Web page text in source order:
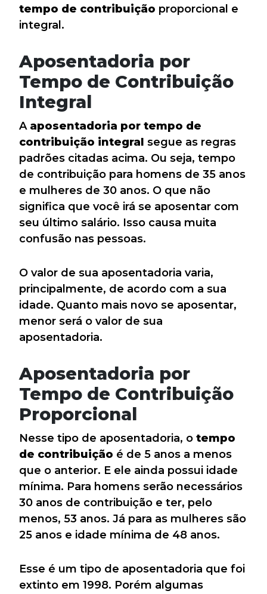
tempo de contribuição proporcional e
integral.
Aposentadoria por
Tempo de Contribuição
Integral
A aposentadoria por tempo de
contribuição integral segue as regras
padrões citadas acima. Ou seja, tempo
de contribuição para homens de 35 anos
e mulheres de 30 anos. O que não
significa que você irá se aposentar com
seu último salário. Isso causa muita
confusão nas pessoas.
O valor de sua aposentadoria varia,
principalmente, de acordo com a sua
idade. Quanto mais novo se aposentar,
menor será o valor de sua
aposentadoria.
Aposentadoria por
Tempo de Contribuição
Proporcional
Nesse tipo de aposentadoria, o tempo
de contribuição é de 5 anos a menos
que o anterior. E ele ainda possui idade
mínima. Para homens serão necessários
30 anos de contribuição e ter, pelo
menos, 53 anos. Já para as mulheres são
25 anos e idade mínima de 48 anos.
Esse é um tipo de aposentadoria que foi
extinto em 1998. Porém algumas